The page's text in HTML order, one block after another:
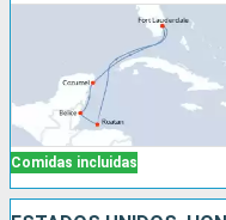
Comidas incluidas